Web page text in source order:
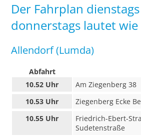
Der Fahrplan
donnerstags lautet
Allendorf (Lumda)
Abfahrt
10.52 Uhr
Am Ziegenberg 38
10.53 Uhr
Ziegenberg Ecke
10.55 Uhr
Friedrich-Ebert-
Sudetenstraße